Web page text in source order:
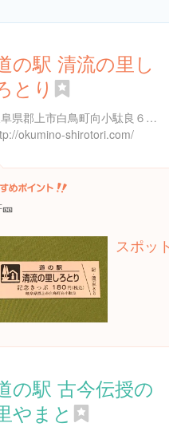
の駅 清流の里し
とり
岐阜県郡上市白鳥町向小駄良６９３-２
okumino-shirotori.com/
スポッ
の駅 古今伝授の
やまと